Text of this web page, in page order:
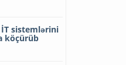
sistemlərini
köçürüb